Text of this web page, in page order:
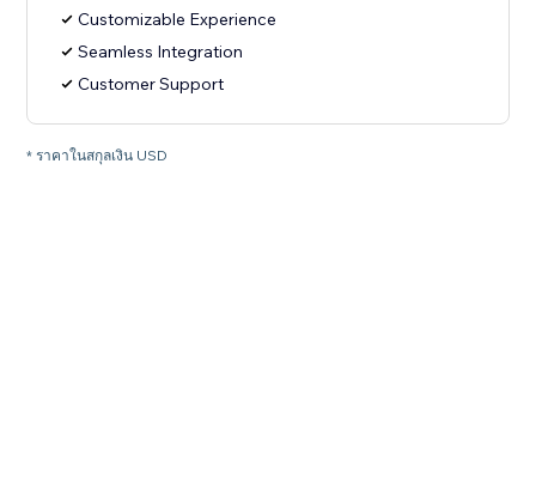
Customizable Experience
Seamless Integration
Customer Support
* ราคาในสกุลเงิน USD